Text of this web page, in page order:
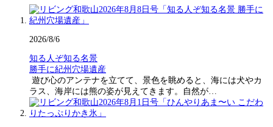
2026/8/6
知る人ぞ知る名景
勝手に紀州穴場遺産
遊び心のアンテナを立てて、景色を眺めると、海には犬やカ
ラス、海岸には熊の姿が見えてきます。自然が…